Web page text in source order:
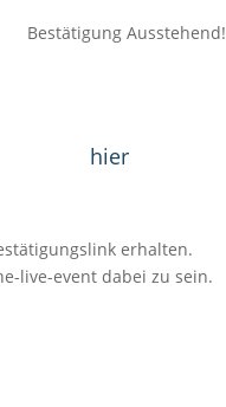
Bestätigung Ausstehend!
hier
erhalten.
live-event dabei zu sein.